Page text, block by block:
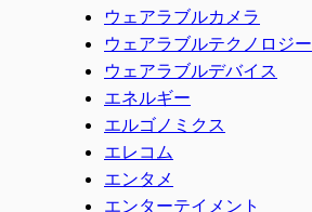
ウェアラブルカメラ
ウェアラブルテクノロジー
ウェアラブルデバイス
エネルギー
エルゴノミクス
エレコム
エンタメ
エンターテイメント